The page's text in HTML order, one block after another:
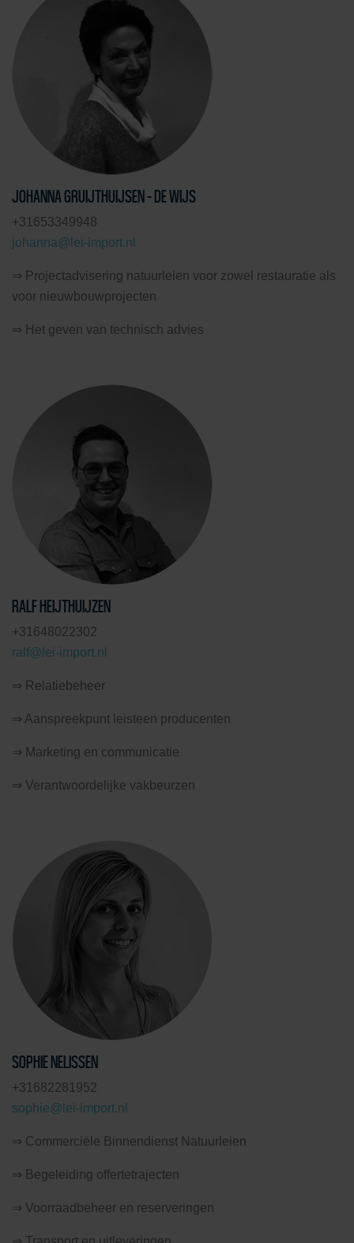
JOHANNA GRUIJTHUIJSEN – DE WIJS
+31653349948
johanna@lei-import.nl
⇒ Projectadvisering natuurleien voor zowel restauratie als
voor nieuwbouwprojecten
⇒ Het geven van technisch advies
RALF HEIJTHUIJZEN
+31648022302
ralf@lei-import.nl
⇒ Relatiebeheer
⇒ Aanspreekpunt leisteen producenten
⇒ Marketing en communicatie
⇒ Verantwoordelijke vakbeurzen
SOPHIE NELISSEN
+31682281952
sophie@lei-import.nl
⇒ Commerciële Binnendienst Natuurleien
⇒ Begeleiding offertetrajecten
⇒ Voorraadbeheer en reserveringen